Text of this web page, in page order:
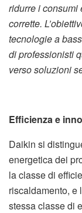
ridurre i consumi
corrette.
tecnologie a
di professionisti
verso soluzioni
Efficienza e
Daikin si
energetica dei
la classe di
riscaldamento, e
stessa classe di